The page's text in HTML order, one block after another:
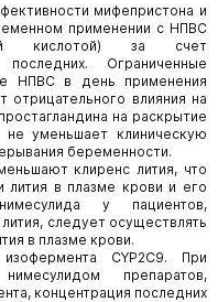
мифепристона и
применении с НПВС
кислотой) за счет
последних. Ограниченные
НПВС в день применения
отрицательного влияния на
на раскрытие
уменьшает клиническую
беременности.
клиренс лития, что
лития в плазме крови и его
у пациентов,
следует осуществлять
в плазме крови.
СYР2С9. При
препаратов,
концентрация последних